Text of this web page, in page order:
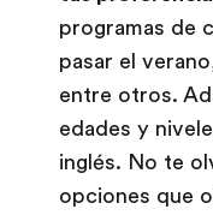
programas de
pasar el
entre otros.
edades y
inglés. No te
opciones que